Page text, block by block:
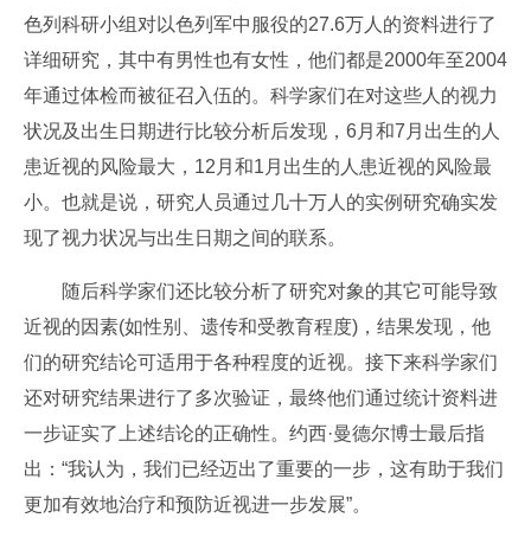
色列科研小组对以色列军中服役的27.6万人的资料进行了
详细研究，其中有男性也有女性，他们都是2000年至2004
年通过体检而被征召入伍的。科学家们在对这些人的视力
状况及出生日期进行比较分析后发现，6月和7月出生的人
患近视的风险最大，12月和1月出生的人患近视的风险最
小。也就是说，研究人员通过几十万人的实例研究确实发
现了视力状况与出生日期之间的联系。
随后科学家们还比较分析了研究对象的其它可能导致
近视的因素(如性别、遗传和受教育程度)，结果发现，他
们的研究结论可适用于各种程度的近视。接下来科学家们
还对研究结果进行了多次验证，最终他们通过统计资料进
一步证实了上述结论的正确性。约西·曼德尔博士最后指
出：“我认为，我们已经迈出了重要的一步，这有助于我们
更加有效地治疗和预防近视进一步发展”。